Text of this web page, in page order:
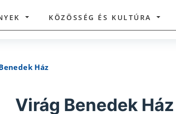
KÖZÖSSÉG ÉS KULTÚRA
Ház
Virág Benedek Ház